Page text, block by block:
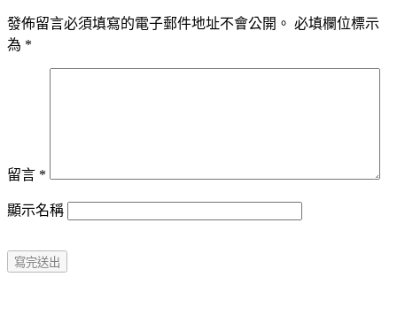
發佈留言必須填寫的電子郵件地址不會公開。 必填欄位標示
為 *
留言 *
顯示名稱